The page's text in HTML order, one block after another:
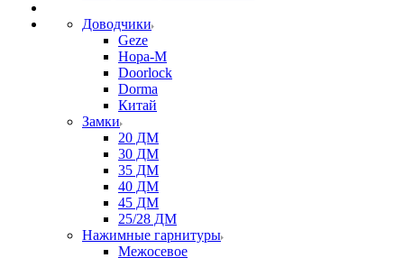
Доводчики
Geze
Нора-М
Doorlock
Dorma
Китай
Замки
20 ДМ
30 ДМ
35 ДМ
40 ДМ
45 ДМ
25/28 ДМ
Нажимные гарнитуры
Межосевое